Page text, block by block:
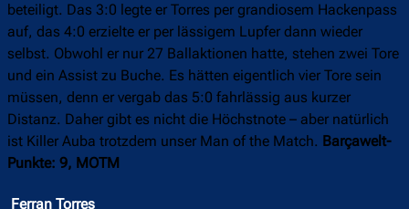
beteiligt. Das 3:0 legte er Torres per grandiosem Hackenpass
auf, das 4:0 erzielte er per lässigem Lupfer dann wieder
selbst. Obwohl er nur 27 Ballaktionen hatte, stehen zwei Tore
und ein Assist zu Buche. Es hätten eigentlich vier Tore sein
müssen, denn er vergab das 5:0 fahrlässig aus kurzer
Distanz. Daher gibt es nicht die Höchstnote – aber natürlich
ist Killer Auba trotzdem unser Man of the Match. Barçawelt-
Punkte: 9, MOTM
Ferran Torres